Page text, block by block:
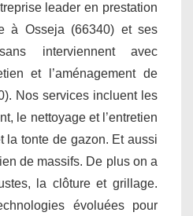
leader en prestation
à Osseja (66340) et ses
interviennent avec
et l’aménagement de
Nos services incluent les
le nettoyage et l’entretien
la tonte de gazon. Et aussi
de massifs. De plus on a
la clôture et grillage.
évoluées pour